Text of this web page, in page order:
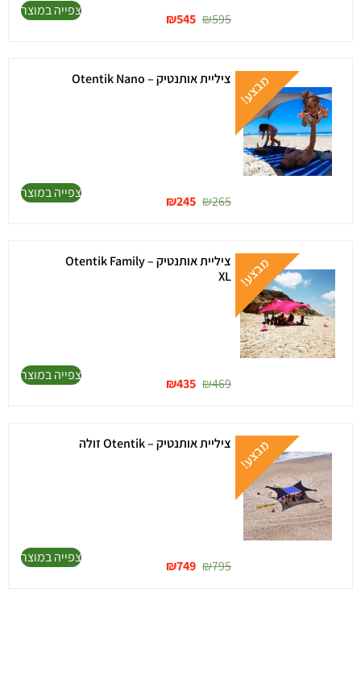
₪595
₪545
צפייה במוצר
ציליית אותנטיק – Otentik Nano
₪265
₪245
צפייה במוצר
ציליית אותנטיק – Otentik Family
XL
₪469
₪435
צפייה במוצר
ציליית אותנטיק – Otentik זולה
₪795
₪749
צפייה במוצר